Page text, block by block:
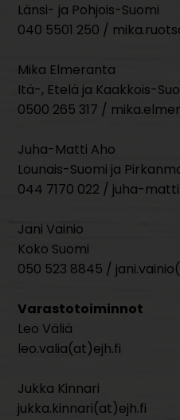
Länsi- ja Pohjois-Suomi
040 5501 250 /
Mika Elmeranta
Itä-, Etelä ja Kaakkois-
0500 265 317 /
Juha-Matti Aho
Lounais-Suomi ja
044 7170 022 / juha-
Jani Vainio
Koko Suomi
050 523 8845 /
Varastotoiminnot
Leo Väliä
leo.valia(at)ejh.fi
Jukka Kinnari
jukka.kinnari(at)ejh.fi